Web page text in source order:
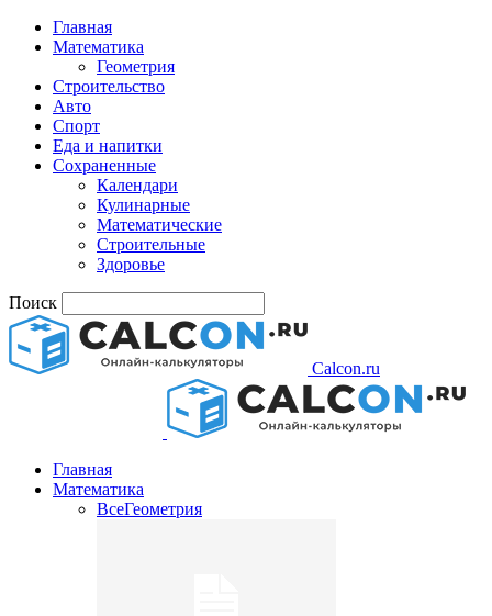
Главная
Математика
Геометрия
Строительство
Авто
Спорт
Еда и напитки
Сохраненные
Календари
Кулинарные
Математические
Строительные
Здоровье
Поиск
Calcon.ru
Главная
Математика
ВсеГеометрия